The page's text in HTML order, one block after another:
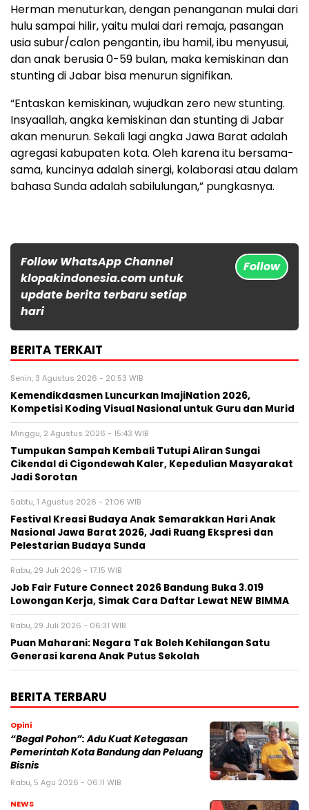
Herman menuturkan, dengan penanganan mulai dari
hulu sampai hilir, yaitu mulai dari remaja, pasangan
usia subur/calon pengantin, ibu hamil, ibu menyusui,
dan anak berusia 0-59 bulan, maka kemiskinan dan
stunting di Jabar bisa menurun signifikan.
“Entaskan kemiskinan, wujudkan zero new stunting.
Insyaallah, angka kemiskinan dan stunting di Jabar
akan menurun. Sekali lagi angka Jawa Barat adalah
agregasi kabupaten kota. Oleh karena itu bersama-
sama, kuncinya adalah sinergi, kolaborasi atau dalam
bahasa Sunda adalah sabilulungan,” pungkasnya.
Follow WhatsApp Channel
klopakindonesia.com untuk
update berita terbaru setiap
hari
Follow
BERITA TERKAIT
Senin, 3 Agustus 2026 - 20:53 WIB
Kemendikdasmen Luncurkan ImajiNation 2026,
Kompetisi Koding Visual Nasional untuk Guru dan Murid
Minggu, 2 Agustus 2026 - 15:43 WIB
Tumpukan Sampah Kembali Tutupi Aliran Sungai
Cikendal di Cigondewah Kaler, Kepedulian Masyarakat
Jadi Sorotan
Sabtu, 1 Agustus 2026 - 21:06 WIB
Festival Kreasi Budaya Anak Semarakkan Hari Anak
Nasional Jawa Barat 2026, Jadi Ruang Ekspresi dan
Pelestarian Budaya Sunda
Rabu, 29 Juli 2026 - 17:15 WIB
Job Fair Future Connect 2026 Bandung Buka 3.019
Lowongan Kerja, Simak Cara Daftar Lewat NEW BIMMA
Rabu, 29 Juli 2026 - 06:31 WIB
Puan Maharani: Negara Tak Boleh Kehilangan Satu
Generasi karena Anak Putus Sekolah
BERITA TERBARU
Opini
“Begal Pohon”: Adu Kuat Ketegasan
Pemerintah Kota Bandung dan Peluang
Bisnis
Rabu, 5 Agu 2026 - 06:11 WIB
NEWS